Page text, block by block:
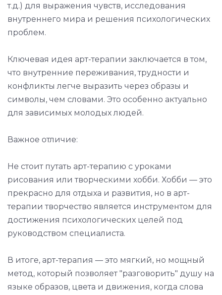
т.д.) для выражения чувств, исследования
внутреннего мира и решения психологических
проблем.
Ключевая идея арт-терапии заключается в том,
что внутренние переживания, трудности и
конфликты легче выразить через образы и
символы, чем словами. Это особенно актуально
для зависимых молодых людей.
Важное отличие:
Не стоит путать арт-терапию с уроками
рисования или творческими хобби. Хобби — это
прекрасно для отдыха и развития, но в арт-
терапии творчество является инструментом для
достижения психологических целей под
руководством специалиста.
В итоге, арт-терапия — это мягкий, но мощный
метод, который позволяет "разговорить" душу на
языке образов, цвета и движения, когда слова